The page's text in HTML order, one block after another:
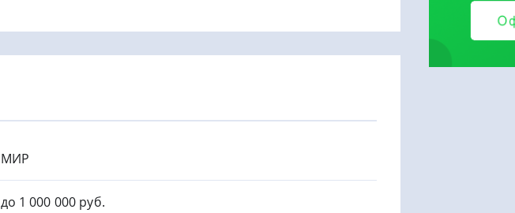
МИР
до 1 000 000 руб.